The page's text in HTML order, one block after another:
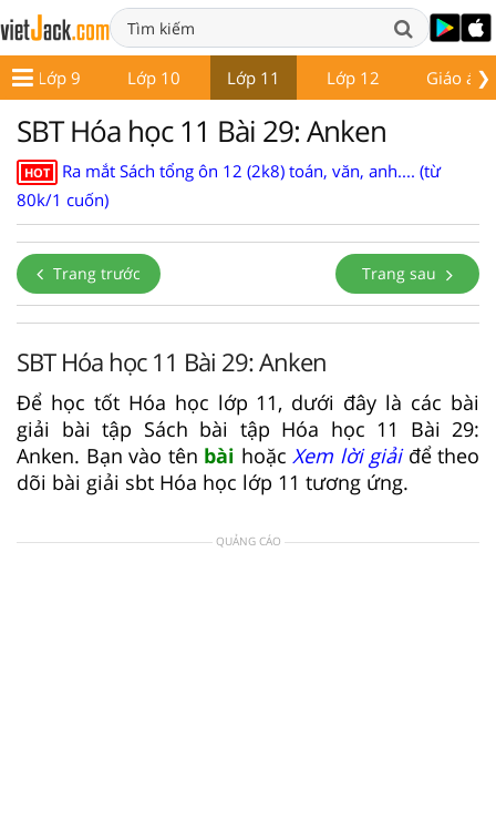
❯
Lớp 9 Lớp 10 Lớp 11 Lớp 12 Giáo án
SBT Hóa học 11 Bài 29: Anken
HOT
Ra mắt Sách tổng ôn 12 (2k8) toán, văn, anh.... (từ
80k/1 cuốn)
Trang trước Trang sau
SBT Hóa học 11 Bài 29: Anken
Để học tốt Hóa học lớp 11, dưới đây là các bài
giải bài tập Sách bài tập Hóa học 11 Bài 29:
Anken. Bạn vào tên bài hoặc Xem lời giảiđể theo
dõi bài giải sbt Hóa học lớp 11 tương ứng.
QUẢNG CÁO